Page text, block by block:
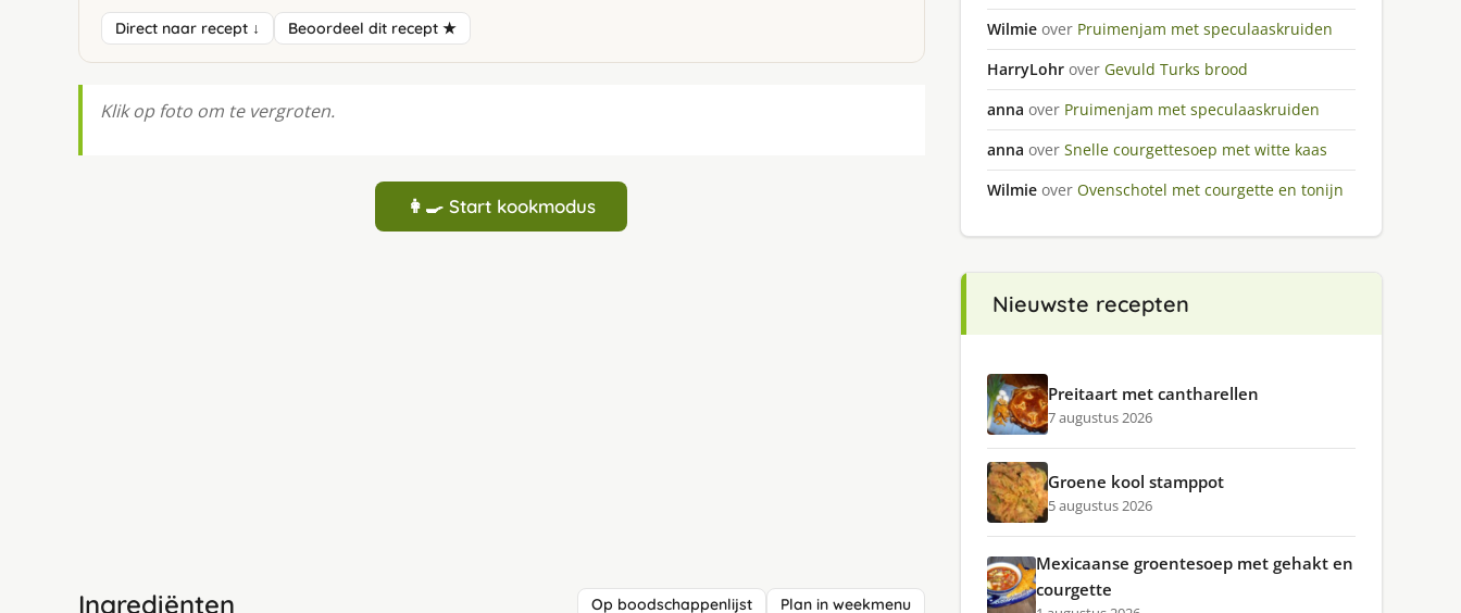
Direct naar recept ↓ Beoordeel dit recept ★
Klik op foto om te vergroten.
👩‍🍳 Start kookmodus
Ingrediënten Op boodschappenlijst Plan in weekmenu
Wilmie over Pruimenjam met speculaaskruiden
HarryLohr over Gevuld Turks brood
anna over Pruimenjam met speculaaskruiden
anna over Snelle courgettesoep met witte kaas
Wilmie over Ovenschotel met courgette en tonijn
Nieuwste recepten
Preitaart met cantharellen
7 augustus 2026
Groene kool stamppot
5 augustus 2026
Mexicaanse groentesoep met gehakt en
courgette